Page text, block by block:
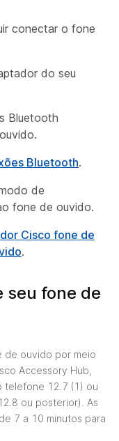
conectar o fone
do seu
Bluetooth
Bluetooth.
de
fone de ouvido.
Cisco fone de
.
seu fone de
de ouvido por meio
Accessory Hub,
telefone 12.7 (1) ou
ou posterior). As
7 a 10 minutos para